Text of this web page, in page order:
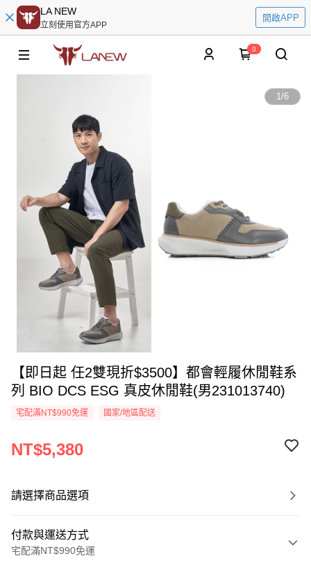
LA NEW
立刻使用官方APP
開啟APP
0
1/6
【即日起 任2雙現折$3500】都會輕履休閒鞋系
列 BIO DCS ESG 真皮休閒鞋(男231013740)
宅配滿NT$990免運 國家/地區配送
NT$5,380
請選擇商品選項
付款與運送方式
宅配滿NT$990免運